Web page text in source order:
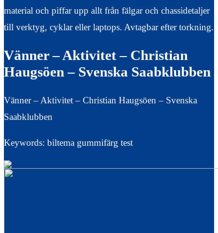
material och piffar upp allt från fälgar och chassidetaljer
till verktyg, cyklar eller laptops. Avtagbar efter torkning.
Vänner – Aktivitet – Christian
Haugsöen – Svenska Saabklubben
Vänner – Aktivitet – Christian Haugsöen – Svenska
Saabklubben
Keywords: biltema gummifärg test